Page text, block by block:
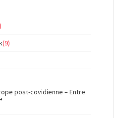
(9)
post-covidienne – Entre